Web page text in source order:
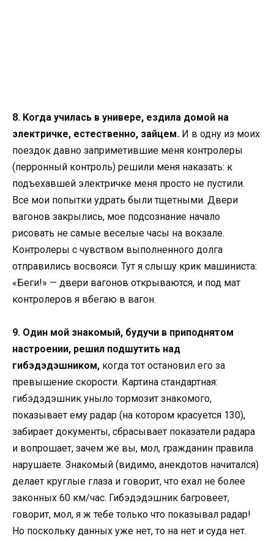
8. Когда училась в универе, ездила домой на
электричке, естественно, зайцем. И в одну из моих
поездок давно заприметившие меня контролеры
(перронный контроль) решили меня наказать: к
подъехавшей электричке меня просто не пустили.
Все мои попытки удрать были тщетными. Двери
вагонов закрылись, мое подсознание начало
рисовать не самые веселые часы на вокзале.
Контролеры с чувством выполненного долга
отправились восвояси. Тут я слышу крик машиниста:
«Беги!» — двери вагонов открываются, и под мат
контролеров я вбегаю в вагон.
9. Один мой знакомый, будучи в приподнятом
настроении, решил подшутить над
гибэдэдэшником, когда тот остановил его за
превышение скорости. Картина стандартная:
гибэдэдэшник уныло тормозит знакомого,
показывает ему радар (на котором красуется 130),
забирает документы, сбрасывает показатели радара
и вопрошает, зачем же вы, мол, гражданин правила
нарушаете. Знакомый (видимо, анекдотов начитался)
делает круглые глаза и говорит, что ехал не более
законных 60 км/час. Гибэдэдэшник багровеет,
говорит, мол, я ж тебе только что показывал радар!
Но поскольку данных уже нет, то на нет и суда нет.